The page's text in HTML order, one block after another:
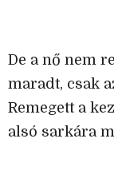
De a nő nem
maradt, csak
Remegett a
alsó sarkára